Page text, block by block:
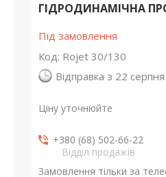
ГІДРОДИНАМІЧНА
Під замовлення
Код: Rojet 30/130
Відправка з 22
Ціну уточнюйте
+380 (68) 502-66-22
Відділ продажів
Замовлення тільки за